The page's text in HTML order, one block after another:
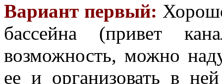
Вариант первый:
бассейна (привет
возможность, можно
ее и организовать в